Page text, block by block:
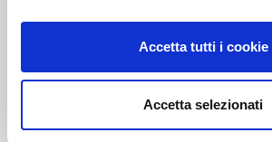
Accetta tutti i cookie
Accetta selezionati